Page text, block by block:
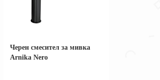
Черен смесител за мивка
Arnika Nero